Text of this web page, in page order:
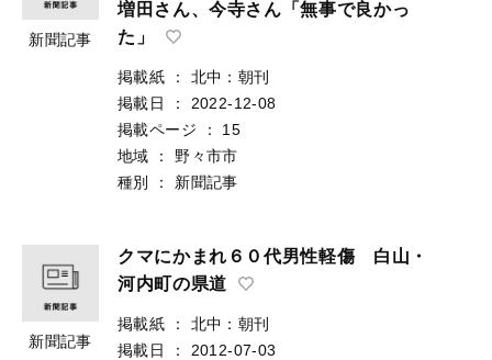
新聞記事
増田さん、今寺さん「無事で良かっ
た」
掲載紙 ：
北中：朝刊
掲載日
：
2022-12-08
掲載ページ
：
15
地域
：
野々市市
種別
： 新聞記事
新聞記事
クマにかまれ６０代男性軽傷 白山・
河内町の県道
掲載紙 ：
北中：朝刊
掲載日
：
2012-07-03